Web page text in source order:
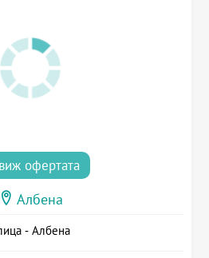
виж офертата
Албена
- Албена